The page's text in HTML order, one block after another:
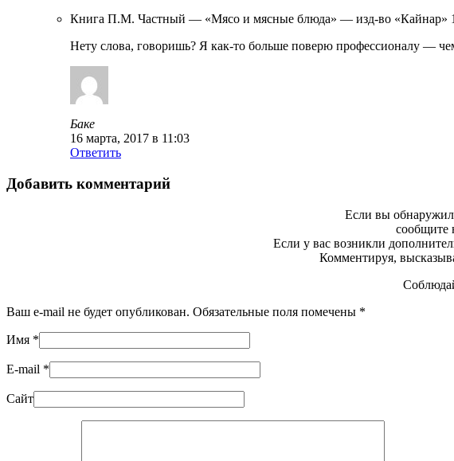
Книга П.М. Частный — «Мясо и мясные блюда» — изд-во «Кайнар»
Нету слова, говоришь? Я как-то больше поверю профессионалу —
Баке
16 марта, 2017 в 11:03
Ответить
Добавить комментарий
Если вы
сообщите
Если у вас возникли
Комментируя,
Ваш e-mail не будет опубликован. Обязательные поля помечены *
Имя *
E-mail *
Сайт